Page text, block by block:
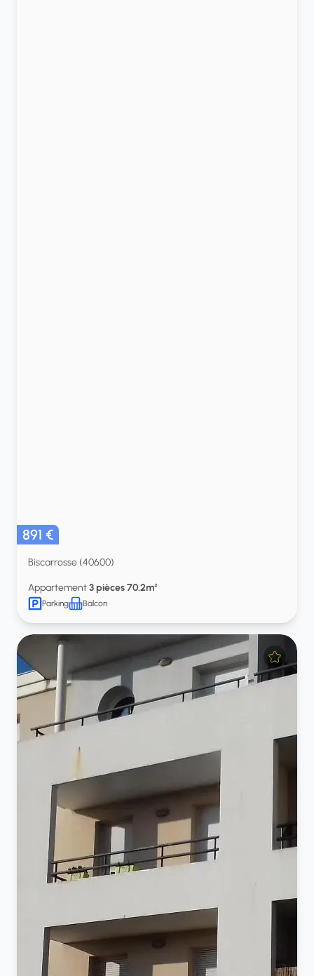
891 €
Biscarrosse (40600)
Appartement3 pièces 70.2m²
Parking Balcon